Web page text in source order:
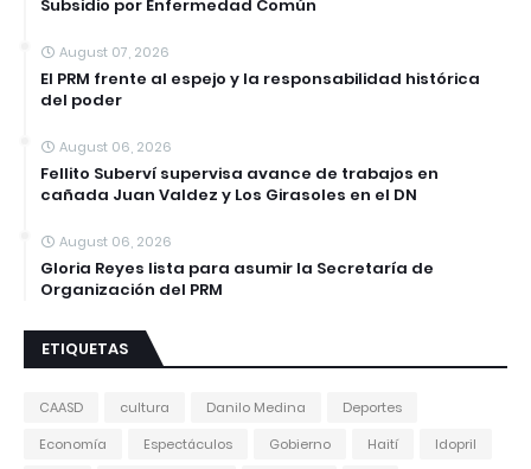
Subsidio por Enfermedad Común
August 07, 2026
El PRM frente al espejo y la responsabilidad histórica
del poder
August 06, 2026
Fellito Suberví supervisa avance de trabajos en
cañada Juan Valdez y Los Girasoles en el DN
August 06, 2026
Gloria Reyes lista para asumir la Secretaría de
Organización del PRM
ETIQUETAS
CAASD cultura Danilo Medina
Deportes
Economía
Espectáculos Gobierno Haití
Idopril